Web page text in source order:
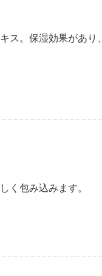
ス。保湿効果があり
く包み込みます。